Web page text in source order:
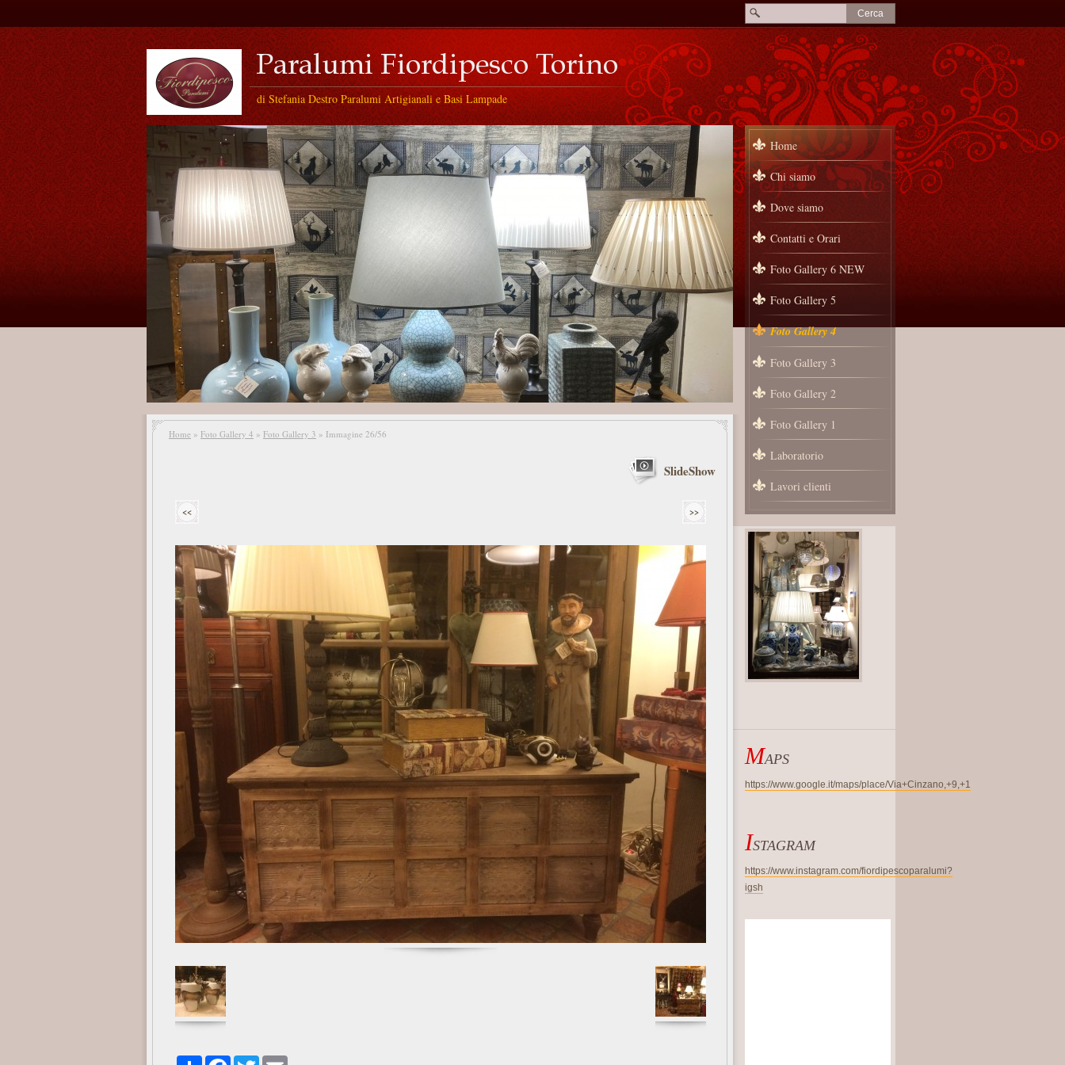
di Stefania Destro Paralumi Artigianali e Basi Lampade
Home » Foto Gallery 4 » Foto Gallery 3 » Immagine 26/56
SlideShow
<< >>
Home
Chi siamo
Dove siamo
Contatti e Orari
Foto Gallery 6 NEW
Foto Gallery 5
Foto Gallery 4
Foto Gallery 3
Foto Gallery 2
Foto Gallery 1
Laboratorio
Lavori clienti
MAPS
https://www.google.it/maps/place/Via+Cinzano,+9,+1
ISTAGRAM
https://www.instagram.com/fiordipescoparalumi?
igsh